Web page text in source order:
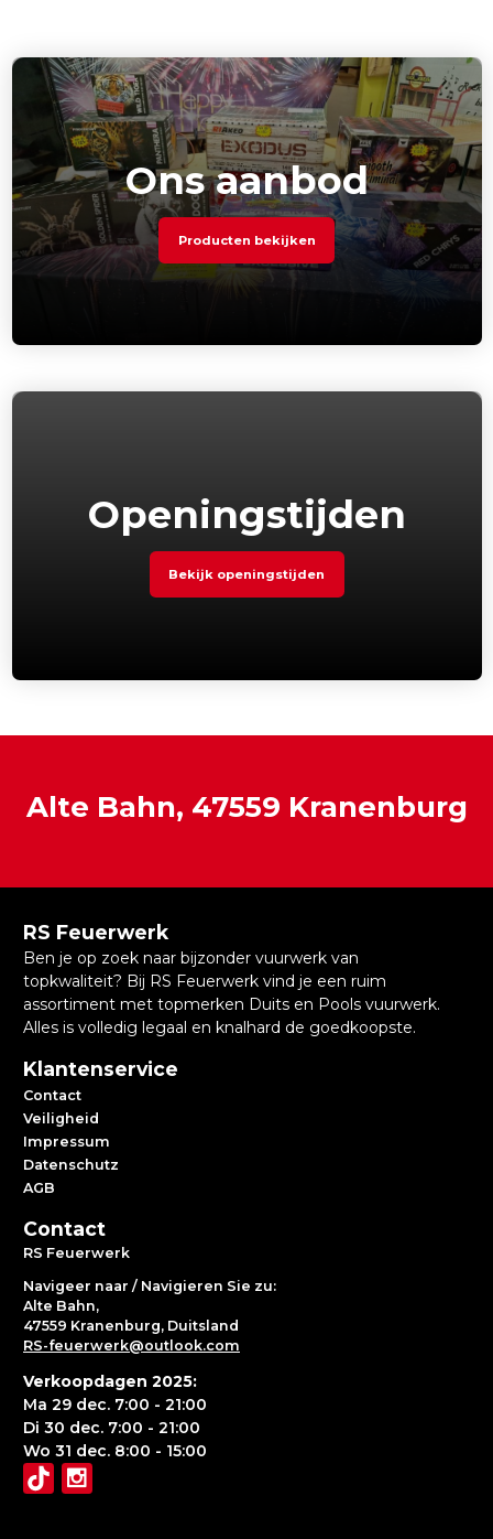
Ons aanbod
Producten bekijken
Openingstijden
Bekijk openingstijden
Alte Bahn, 47559 Kranenburg
RS Feuerwerk
Ben je op zoek naar bijzonder vuurwerk van
topkwaliteit? Bij RS Feuerwerk vind je een ruim
assortiment met topmerken Duits en Pools vuurwerk.
Alles is volledig legaal en knalhard de goedkoopste.
Klantenservice
Contact
Veiligheid
Impressum
Datenschutz
AGB
Contact
RS Feuerwerk
Navigeer naar / Navigieren Sie zu:
Alte Bahn,
47559 Kranenburg, Duitsland
RS-feuerwerk@outlook.com
Verkoopdagen 2025:
Ma 29 dec. 7:00 - 21:00
Di 30 dec. 7:00 - 21:00
Wo 31 dec. 8:00 - 15:00